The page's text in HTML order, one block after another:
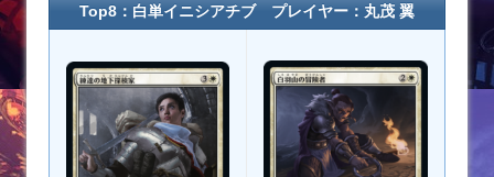
Top8：白単イニシアチブ プレイヤー：丸茂 翼